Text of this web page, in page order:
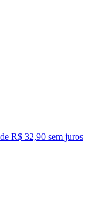
R$ 32,90 sem juros